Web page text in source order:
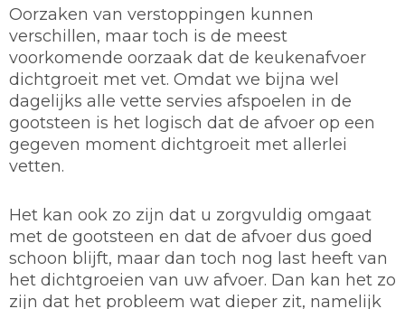
Oorzaken van verstoppingen kunnen
verschillen, maar toch is de meest
voorkomende oorzaak dat de keukenafvoer
dichtgroeit met vet. Omdat we bijna wel
dagelijks alle vette servies afspoelen in de
gootsteen is het logisch dat de afvoer op een
gegeven moment dichtgroeit met allerlei
vetten.
Het kan ook zo zijn dat u zorgvuldig omgaat
met de gootsteen en dat de afvoer dus goed
schoon blijft, maar dan toch nog last heeft van
het dichtgroeien van uw afvoer. Dan kan het zo
zijn dat het probleem wat dieper zit, namelijk